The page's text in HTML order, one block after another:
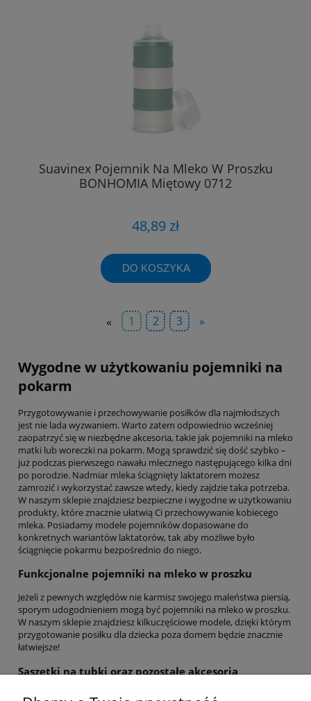
Suavinex Pojemnik Na Mleko W Proszku
BONHOMIA Miętowy 0712
48,89 zł
DO KOSZYKA
« 1 2 3 »
Wygodne w użytkowaniu pojemniki na
pokarm
Przygotowywanie i przechowywanie posiłków dla najmłodszych
jest nie lada wyzwaniem. Warto zatem odpowiednio wcześniej
zaopatrzyć się w niezbędne akcesoria, takie jak pojemniki na mleko
matki lub woreczki na pokarm. Mogą sprawdzić się dość szybko –
już podczas pierwszego nawału mlecznego następującego kilka dni
po porodzie. Nadmiar mleka ściągnięty laktatorem możesz
zamrozić i wykorzystać zawsze wtedy, kiedy zajdzie taka potrzeba.
W naszym sklepie znajdziesz bezpieczne i wygodne w użytkowaniu
produkty, które znacznie ułatwią Ci przechowywanie kobiecego
mleka. Posiadamy modele pojemników dopasowane do
konkretnych wariantów laktatorów, tak aby możliwe było
ściągnięcie pokarmu bezpośrednio do niego.
Funkcjonalne pojemniki na mleko w proszku
Jeżeli z pewnych względów nie karmisz swojego maleństwa piersią,
sporym udogodnieniem mogą być pojemniki na mleko w proszku.
W naszym sklepie znajdziesz kilkuczęściowe modele, dzięki którym
przygotowanie posiłku dla dziecka poza domem będzie znacznie
łatwiejsze!
Saszetki na tubki oraz pozostałe akcesoria
Poza szerokim wyborem pojemników, w naszym sklepie znajdziesz